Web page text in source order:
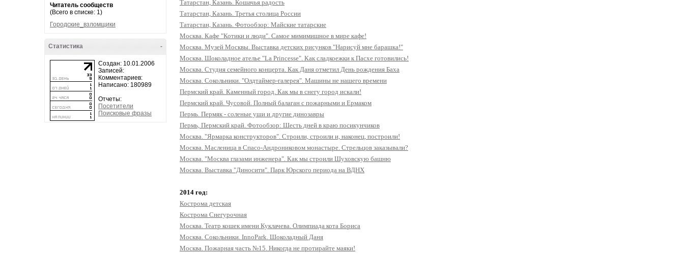
Читатель сообществ
(Всего в списке: 1)
Городские_взломщики
-
Статистика
Создан: 10.01.2006
Записей:
Комментариев:
Написано: 180989
Отчеты:
Посетители
Поисковые фразы
Татарстан, Казань. Кошачья радость
Татарстан, Казань. Третья столица России
Татарстан, Казань. Фотообзор: Майские татарские
Москва. Кафе "Котики и люди". Самое мимимишное в мире кафе!
Москва. Музей Москвы. Выставка детских рисунков "Нарисуй мне барашка!"
Москва. Шоколадное ателье "La Princesse". Как сладкоежки к Пасхе готовились!
Москва. Студия семейного концерта. Как Даня отметил День рождения Баха
Москва. Сокольники. "Олдтаймер-галерея". Машины не нашего времени
Пермский край. Каменный город. Как мы в снегу город искали!
Пермский край. Чусовой. Полный балаган с пожарными и Ермаком
Пермь. Пермяк - соленые уши и другие динозавры
Пермь, Пермский край. Фотообзор: Шесть дней в краю посикунчиков
Москва. "Ярмарка конструкторов". Строили, строили и, наконец, построили!
Москва. Масленица в Спасо-Андрониковом монастыре. Стрельцов заказывали?
Москва. "Москва глазами инженера". Как мы строили Шуховскую башню
Москва. Выставка "Диносити". Парк Юрского периода на ВДНХ
2014 год:
Кострома детская
Кострома Снегурочная
Москва. Театр кошек имени Куклачева. Олимпиада кота Бориса
Москва. Сокольники. InnoPark. Шоколадный Даня
Москва. Пожарная часть №15. Никогда не протирайте маяки!